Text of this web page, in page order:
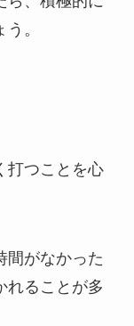
。
打つことを心
間がなかった
れることが多